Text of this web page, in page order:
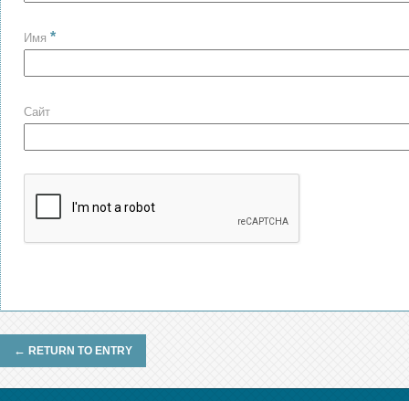
Имя *
Сайт
← RETURN TO ENTRY